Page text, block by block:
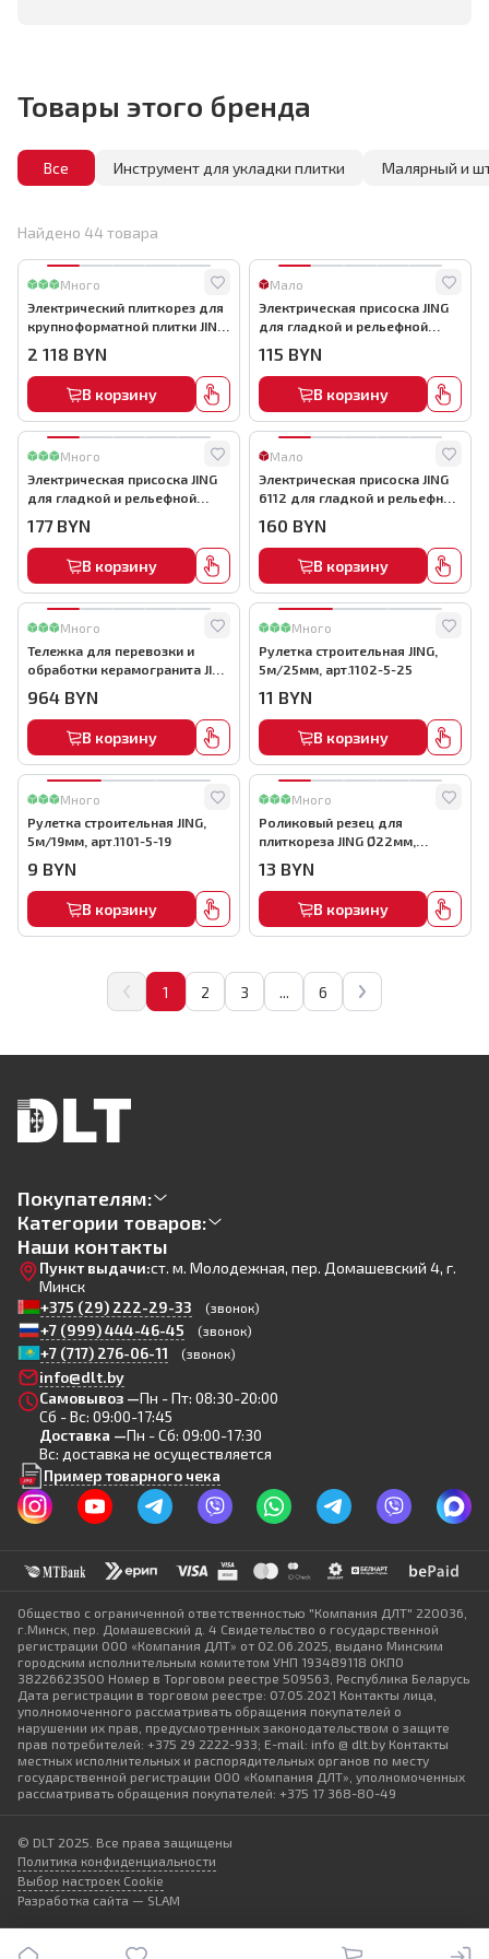
Товары этого бренда
Все Инструмент для укладки плитки Малярный и
Найдено 44 товара
Много
Электрический плиткорез для
крупноформатной плитки JING,
2 118 BYN
В корзину
Мало
Электрическая присоска JING
для гладкой и рельефной
арт.618B
115 BYN
В корзину
Много
Электрическая присоска JING
для гладкой и рельефной
арт.6108
177 BYN
В корзину
Мало
Электрическая присоска JING
6112 для гладкой и рельефной
арт.1213
160 BYN
В корзину
Много
Тележка для перевозки и
обработки керамогранита JING
964 BYN
В корзину
Много
Рулетка строительная JING,
5м/25мм, арт.1102-5-25
11 BYN
В корзину
Много
Рулетка строительная JING,
5м/19мм, арт.1101-5-19
9 BYN
В корзину
Много
Роликовый резец для
плиткореза JING Ø22мм,
арт.4619
13 BYN
В корзину
1 2 3 ... 6
Покупателям:
Категории товаров:
Наши контакты
Пункт выдачи:ст. м. Молодежная, пер. Домашевский 4, г.
Минск
+375 (29) 222-29-33
(звонок)
+7 (999) 444-46-45 (звонок)
+7 (717) 276-06-11 (звонок)
info@dlt.by
Самовывоз —Пн - Пт: 08:30-20:00
Сб - Вс: 09:00-17:45
Доставка —Пн - Сб: 09:00-17:30
Вс: доставка не осуществляется
Пример товарного чека
Общество с ограниченной ответственностью "Компания ДЛТ" 220036,
г.Минск, пер. Домашевский д. 4 Свидетельство о государственной
регистрации ООО «Компания ДЛТ» от 02.06.2025, выдано Минским
городским исполнительным комитетом УНП 193489118 ОКПО
38226623500 Номер в Торговом реестре 509563, Республика Беларусь
Дата регистрации в торговом реестре: 07.05.2021 Контакты лица,
уполномоченного рассматривать обращения покупателей о
нарушении их прав, предусмотренных законодательством о защите
прав потребителей: +375 29 2222-933; E-mail: info @ dlt.by Контакты
местных исполнительных и распорядительных органов по месту
государственной регистрации ООО «Компания ДЛТ», уполномоченных
рассматривать обращения покупателей: +375 17 368-80-49
© DLT 2025. Все права защищены
Политика конфиденциальности
Выбор настроек Cookie
Разработка сайта — SLAM